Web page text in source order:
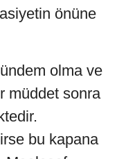
önüne
olma ve
müddet sonra
bu kapana